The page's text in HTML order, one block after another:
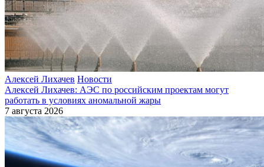
Алексей Лихачев Новости
Алексей Лихачев: АЭС по российским проектам могут
работать в условиях аномальной жары
7 августа 2026